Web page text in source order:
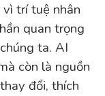
trí tuệ nhân
quan trọng
ta. AI
còn là nguồn
đổi, thích